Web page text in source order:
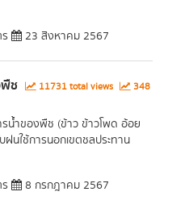
23 สิงหาคม 2567
ช 11731 total views
348
ำของพืช (ข้าว ข้าวโพด อ้อย
ฝนใช้การนอกเขตชลประทาน
8 กรกฎาคม 2567